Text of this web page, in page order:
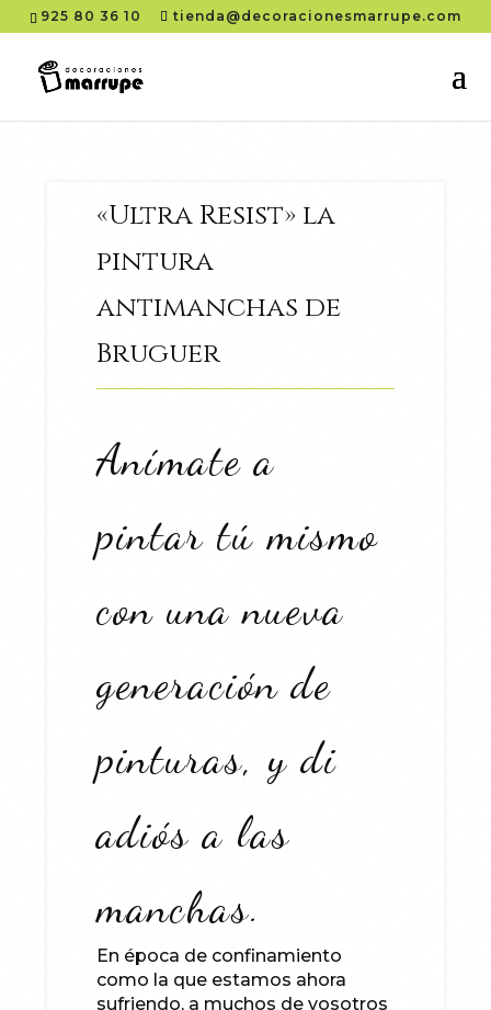
925 80 36 10 tienda@decoracionesmarrupe.com
«Ultra Resist» la
pintura
antimanchas de
Bruguer
Anímate a
pintar tú mismo
con una nueva
generación de
pinturas, y di
adiós a las
manchas.
En época de confinamiento
como la que estamos ahora
sufriendo, a muchos de vosotros